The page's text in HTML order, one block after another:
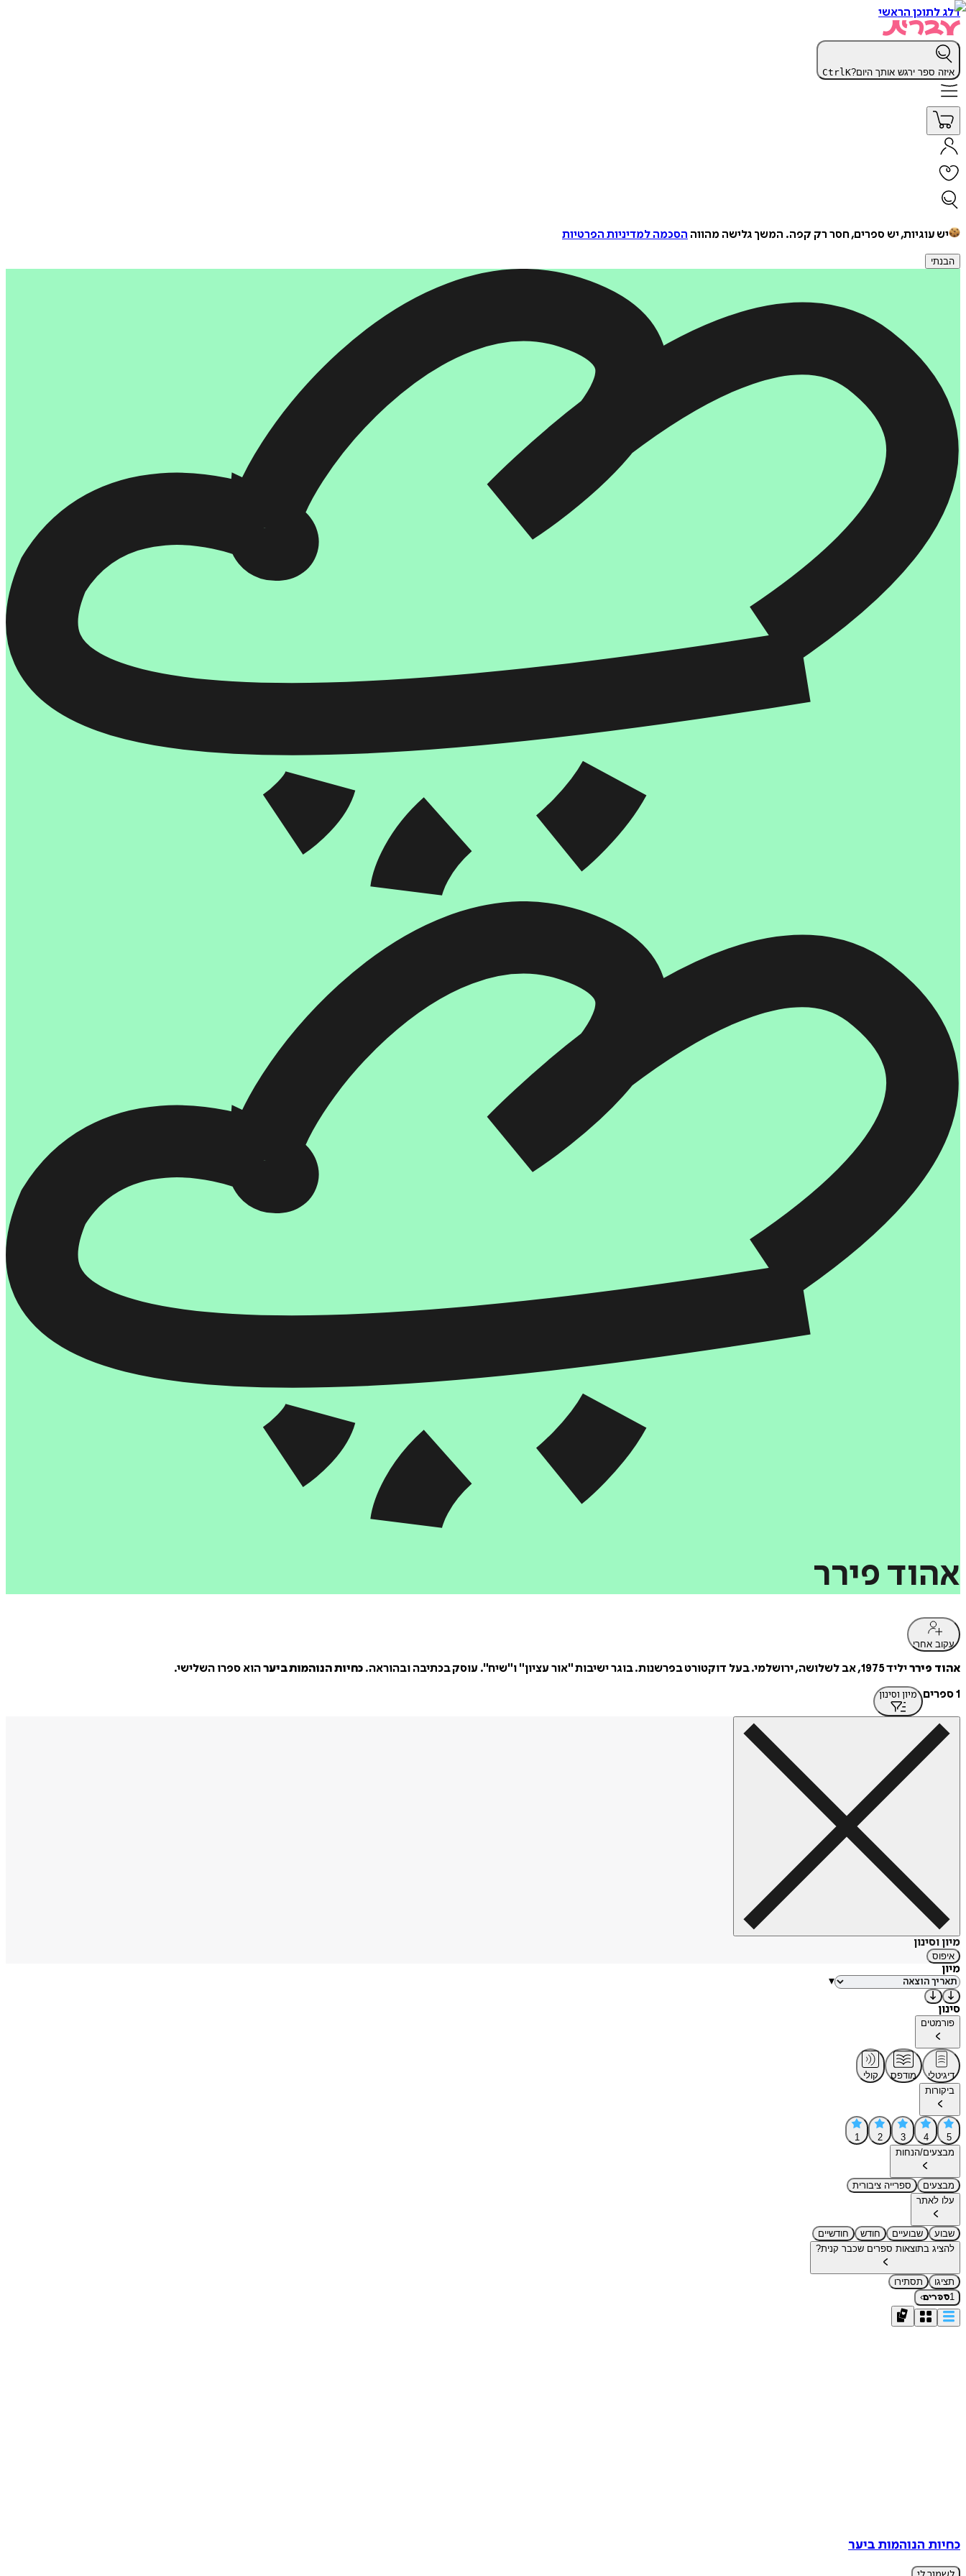
דלג לתוכן הראשי
איזה ספר ירגש אותך היום? CtrlK
יש עוגיות, יש ספרים, חסר רק קפה. המשך גלישה מהווה הסכמה למדיניות הפרטיות
הבנתי
אהוד פירר
עקוב אחרי
אהוד פירריליד 1975, אב לשלושה, ירושלמי. בעל דוקטורט בפרשנות. בוגר ישיבות "אור עציון" ו"שיח". עוסק בכתיבה ובהוראה. כחיות הנוהמות ביערהוא ספרו השלישי.
1 ספרים
מיון וסינון
מיון וסינון
איפוס
מיון
▾
סינון
פורמטים
דיגיטלי מודפס
קולי
ביקורות
5
4
3
2
1
מבצעים/הנחות
מבצעים
ספרייה ציבורית
עלו לאתר
שבוע שבועיים חודש
חודשיים
להציג בתוצאות ספרים שכבר קנית?
תציגו
תסתירו
1ספרים›
כחיות הנוהמות ביער